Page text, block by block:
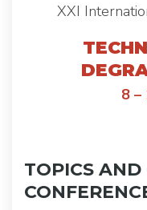
XXI
8
TOPICS AND